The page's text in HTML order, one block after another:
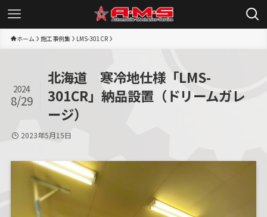
ホーム 施工事例集 LMS-301CR
北海道 寒冷地仕様「LMS-
301CR」納品設置（ドリームガレ
ージ）
2024
8/29
2023年5月15日